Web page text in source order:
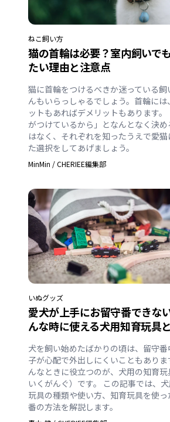
ねこ飼い方
猫の首輪は必要？室内飼いで
たい理由と注意点
猫に首輪をつけるべきか迷っている飼
んもいらっしゃるでしょう。首輪には
ットもあればデメリットもあります。
がつけているから」となんとなく決め
はなく、それぞれを知ったうえで愛猫
た選択をしてあげましょう。
MinMin /CHERIEE編集部
いぬグッズ
愛犬が上手にお留守番できな
んな時に使える犬用知育玩具
犬を飼い始めたばかりの頃は、留守
子が心配で外出しにくいこともありま
んなときに役立つのが、犬用の知育玩
いくがんぐ）です。 この記事では、
玩具の種類や使い方、知育玩具を使っ
番の方法を解説します。